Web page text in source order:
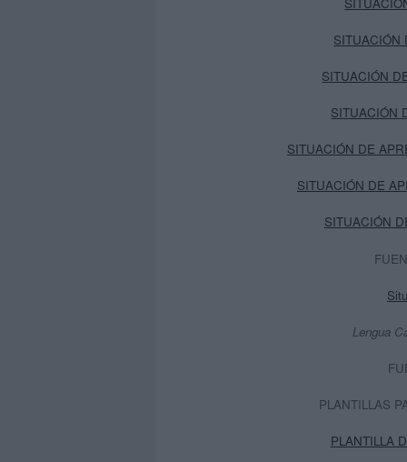
SITUACIÓN
SITUACIÓN
SITUACIÓN
SITUACIÓN DE
SITUACIÓN DE
SITUACIÓN
Lengua
PLANTILLAS
PLANTILLA